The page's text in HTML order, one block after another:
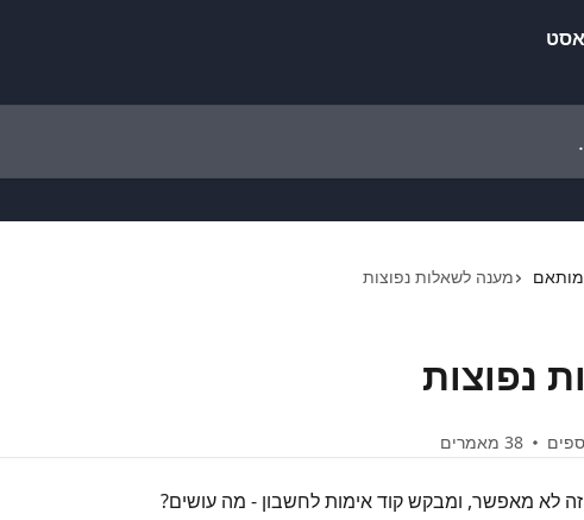
מותאם מענה לשאלות נפוצות
נפוצות
38 מאמרים
לא מאפשר, ומבקש קוד אימות לחשבון - מה עושים?